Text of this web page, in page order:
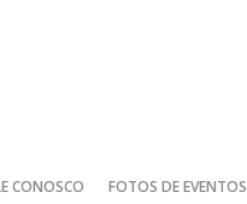
CONOSCO FOTOS DE EVENTOS